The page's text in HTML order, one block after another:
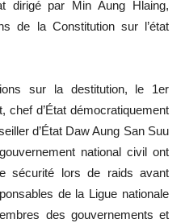
dirigé par Min Aung Hlaing,
de la Constitution sur l’état
sur la destitution, le 1er
chef d’État démocratiquement
d’État Daw Aung San Suu
national civil ont
sécurité lors de raids avant
de la Ligue nationale
des gouvernements et